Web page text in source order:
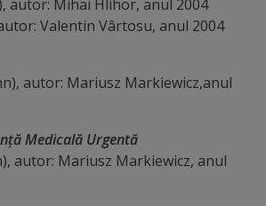
autor: Mihai Hlihor, anul 2004
Valentin Vârtosu, anul 2004
autor: Mariusz Markiewicz,anul
Medicală Urgentă
autor: Mariusz Markiewicz, anul